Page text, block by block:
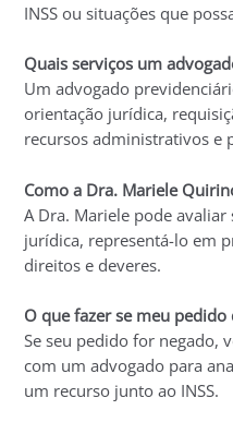
INSS ou situações que
Quais serviços um
Um advogado
orientação jurídica,
recursos administrativos e
Como a Dra. Mariele
A Dra. Mariele pode
jurídica, representá-lo em
direitos e deveres.
O que fazer se meu
Se seu pedido for negado,
com um advogado para
um recurso junto ao INSS.